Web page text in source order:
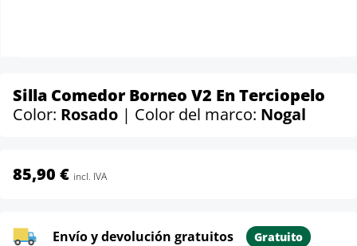
Silla Comedor Borneo V2 En Terciopelo
Color: Rosado | Color del marco: Nogal
85,90 € incl. IVA
Envío y devolución gratuitos Gratuito